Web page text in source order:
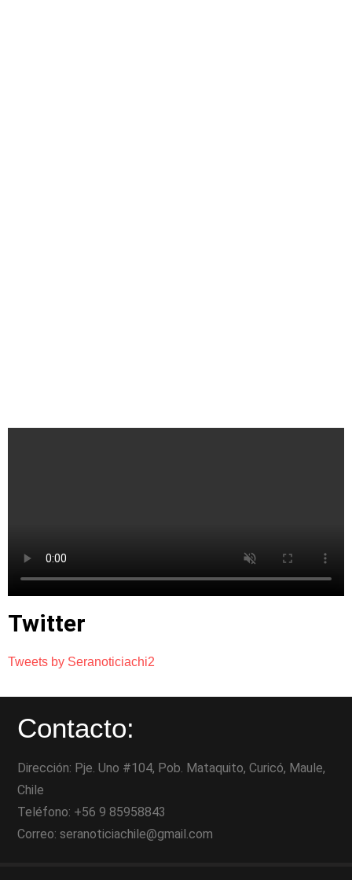
Twitter
Tweets by Seranoticiachi2
Contacto:
Dirección: Pje. Uno #104, Pob. Mataquito, Curicó, Maule,
Chile
Teléfono: +56 9 85958843
Correo: seranoticiachile@gmail.com